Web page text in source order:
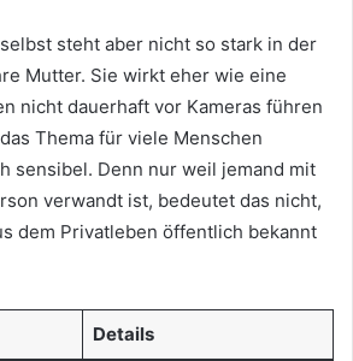
steht aber nicht so stark in der
Mutter. Sie wirkt eher wie eine
nicht dauerhaft vor Kameras führen
Thema für viele Menschen
sensibel. Denn nur weil jemand mit
verwandt ist, bedeutet das nicht,
dem Privatleben öffentlich bekannt
Details